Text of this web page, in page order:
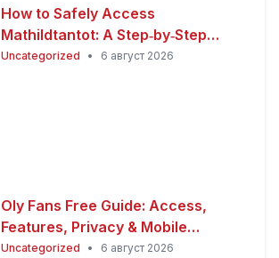
How to Safely Access
Mathildtantot: A Step‑by‑Step
Premium Guide
Uncategorized • 6 август 2026
Oly Fans Free Guide: Access,
Features, Privacy & Mobile
Experience
Uncategorized • 6 август 2026